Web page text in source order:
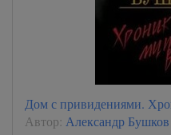
Дом с привидениями.
Автор: Александр Бушков